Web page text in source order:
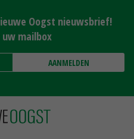
Oogst nieuwsbrief!
mailbox
AANMELDEN